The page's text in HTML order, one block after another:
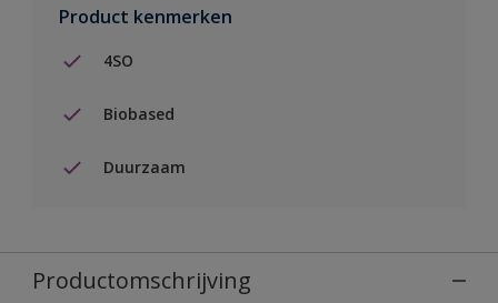
Product kenmerken
4SO
Biobased
Duurzaam
Productomschrijving